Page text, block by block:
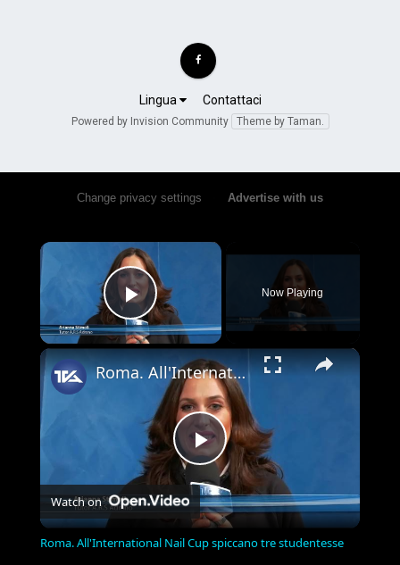
Lingua Contattaci
Powered by Invision Community Theme by Taman.
Change privacy settings Advertise with us
×
Play Video
Now Playing
×
Play
Video
Roma. All'International Nail Cup spiccano tre studentesse adranite della scuola ARS Adrano.
Watch on
Roma. All'International Nail Cup spiccano tre studentesse